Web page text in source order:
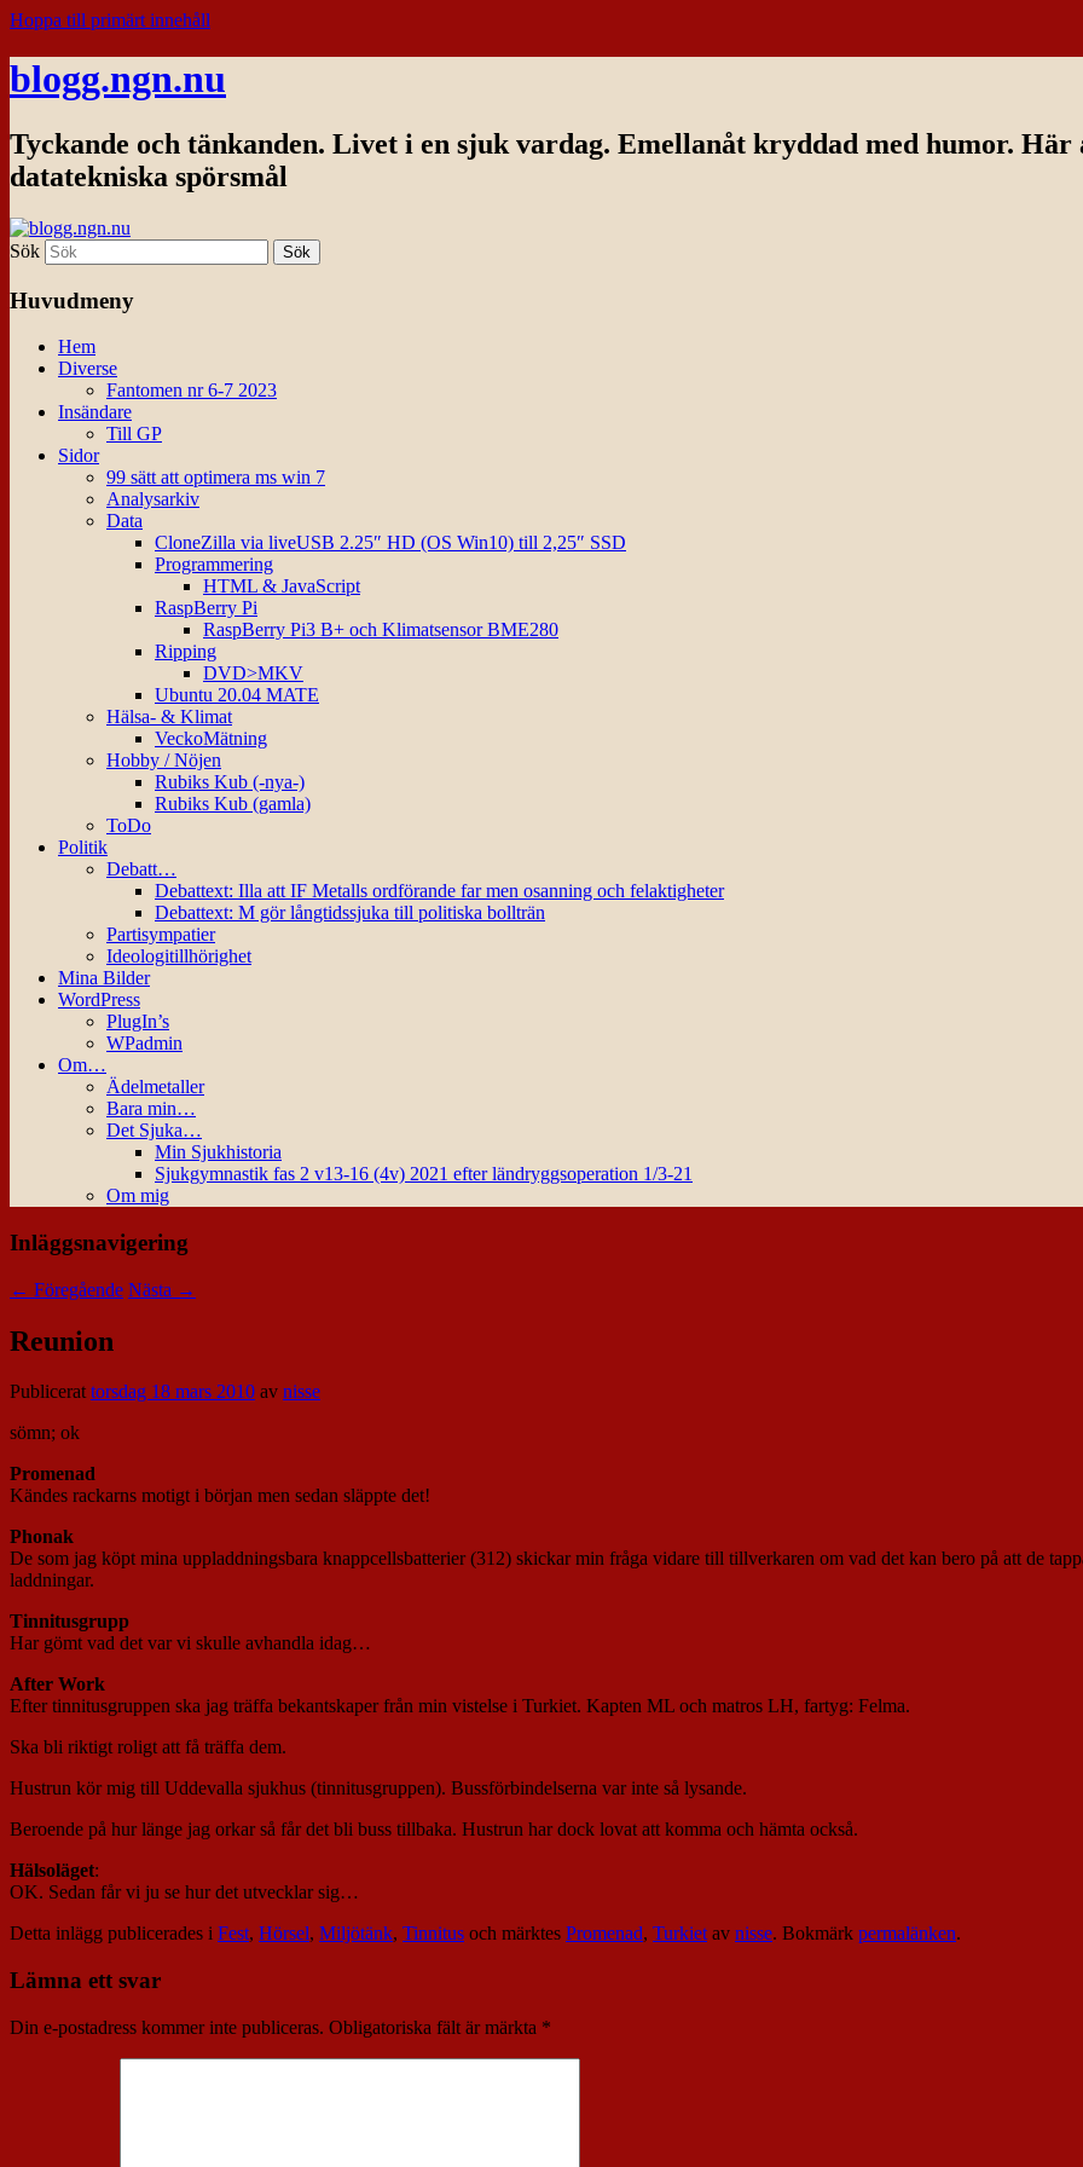
Hoppa till primärt innehåll
blogg.ngn.nu
Tyckande och tänkanden. Livet i en sjuk vardag. Emellanåt kryddad med humor. Här
datatekniska spörsmål
Sök
Huvudmeny
Hem
Diverse
Fantomen nr 6-7 2023
Insändare
Till GP
Sidor
99 sätt att optimera ms win 7
Analysarkiv
Data
CloneZilla via liveUSB 2.25″ HD (OS Win10) till 2,25″ SSD
Programmering
HTML & JavaScript
RaspBerry Pi
RaspBerry Pi3 B+ och Klimatsensor BME280
Ripping
DVD>MKV
Ubuntu 20.04 MATE
Hälsa- & Klimat
VeckoMätning
Hobby / Nöjen
Rubiks Kub (-nya-)
Rubiks Kub (gamla)
ToDo
Politik
Debatt…
Debattext: Illa att IF Metalls ordförande far men osanning och felaktigheter
Debattext: M gör långtidssjuka till politiska bollträn
Partisympatier
Ideologitillhörighet
Mina Bilder
WordPress
PlugIn’s
WPadmin
Om…
Ädelmetaller
Bara min…
Det Sjuka…
Min Sjukhistoria
Sjukgymnastik fas 2 v13-16 (4v) 2021 efter ländryggsoperation 1/3-21
Om mig
Inläggsnavigering
← Föregående Nästa →
Reunion
Publicerattorsdag 18 mars 2010 av nisse
sömn; ok
Promenad
Kändes rackarns motigt i början men sedan släppte det!
Phonak
De som jag köpt mina uppladdningsbara knappcellsbatterier (312) skickar min fråga vidare till tillverkaren om vad det kan bero på att de
laddningar.
Tinnitusgrupp
Har gömt vad det var vi skulle avhandla idag…
After Work
Efter tinnitusgruppen ska jag träffa bekantskaper från min vistelse i Turkiet. Kapten ML och matros LH, fartyg: Felma.
Ska bli riktigt roligt att få träffa dem.
Hustrun kör mig till Uddevalla sjukhus (tinnitusgruppen). Bussförbindelserna var inte så lysande.
Beroende på hur länge jag orkar så får det bli buss tillbaka. Hustrun har dock lovat att komma och hämta också.
Hälsoläget:
OK. Sedan får vi ju se hur det utvecklar sig…
Detta inlägg publicerades i Fest, Hörsel, Miljötänk, Tinnitus och märktes Promenad, Turkietav nisse. Bokmärk permalänken.
Lämna ett svar
Din e-postadress kommer inte publiceras. Obligatoriska fält är märkta *